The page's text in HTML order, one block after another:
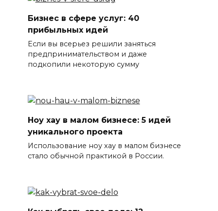
Бизнес в сфере услуг: 40
прибыльных идей
Если вы всерьез решили заняться
предпринимательством и даже
подкопили некоторую сумму
Ноу хау в малом бизнесе: 5 идей
уникального проекта
Использование ноу хау в малом бизнесе
стало обычной практикой в России.